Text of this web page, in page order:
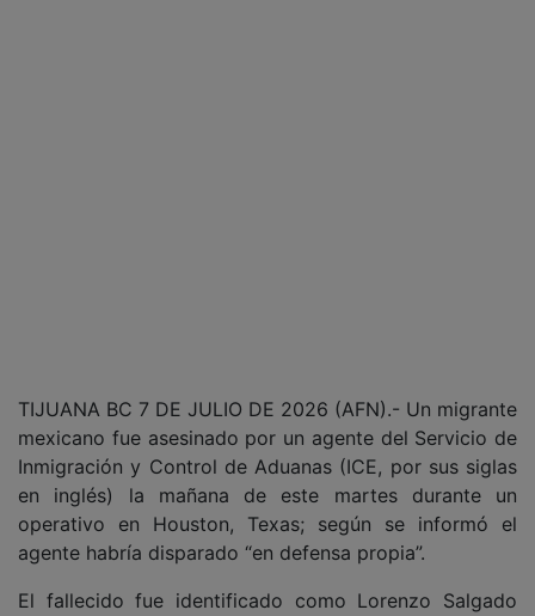
TIJUANA BC 7 DE JULIO DE 2026 (AFN).- Un migrante
mexicano fue asesinado por un agente del Servicio de
Inmigración y Control de Aduanas (ICE, por sus siglas
en inglés) la mañana de este martes durante un
operativo en Houston, Texas; según se informó el
agente habría disparado “en defensa propia”.
El fallecido fue identificado como Lorenzo Salgado